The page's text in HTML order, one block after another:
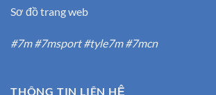
Sơ đồ trang web
#7m #7msport #tyle7m #7mcn
THÔNG TIN LIÊN HỆ